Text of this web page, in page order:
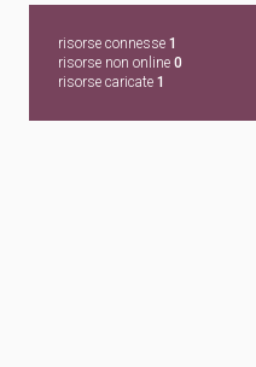
risorse connesse 1
risorse non online 0
risorse caricate 1